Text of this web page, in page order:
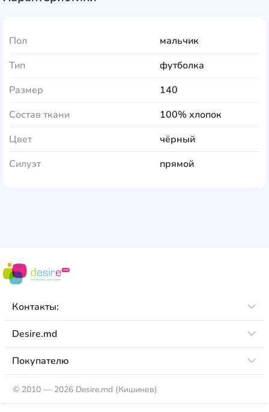
Пол
мальчик
Тип
футболка
Размер
140
Состав ткани
100% хлопок
Цвет
чёрный
Силуэт
прямой
Контакты:
Desire.md
Покупателю
© 2010 — 2026 Desire.md (Кишинев)